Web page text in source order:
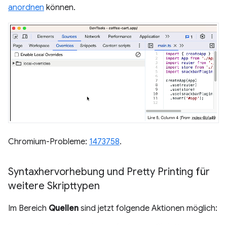
anordnen können.
Chromium-Probleme: 1473758.
Syntaxhervorhebung und Pretty Printing für
weitere Skripttypen
Im Bereich Quellen sind jetzt folgende Aktionen möglich: